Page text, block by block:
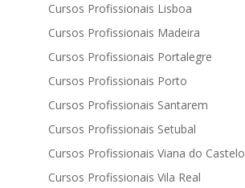
Cursos Profissionais Lisboa
Cursos Profissionais Madeira
Cursos Profissionais Portalegre
Cursos Profissionais Porto
Cursos Profissionais Santarem
Cursos Profissionais Setubal
Cursos Profissionais Viana do Castelo
Cursos Profissionais Vila Real